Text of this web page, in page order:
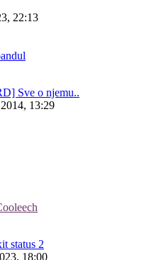
22:13
Sve o njemu..
13:29
status 2
18:00